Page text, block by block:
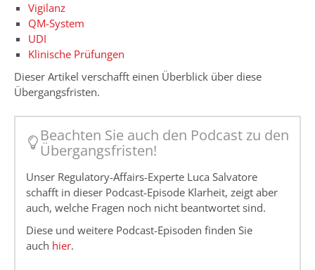
Vigilanz
QM-System
UDI
Klinische Prüfungen
Dieser Artikel verschafft einen Überblick über diese
Übergangsfristen.
Beachten Sie auch den Podcast zu den
Übergangsfristen!
Unser Regulatory-Affairs-Experte Luca Salvatore
schafft in dieser Podcast-Episode Klarheit, zeigt aber
auch, welche Fragen noch nicht beantwortet sind.
Diese und weitere Podcast-Episoden finden Sie
auch hier.